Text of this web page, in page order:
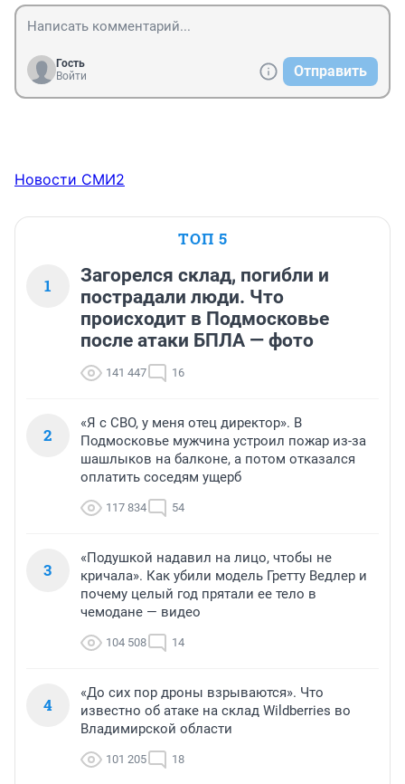
Гость
Войти
Отправить
Новости СМИ2
ТОП 5
1
Загорелся склад, погибли и
пострадали люди. Что
происходит в Подмосковье
после атаки БПЛА — фото
141 447 16
2
«Я с СВО, у меня отец директор». В
Подмосковье мужчина устроил пожар из-за
шашлыков на балконе, а потом отказался
оплатить соседям ущерб
117 834 54
3
«Подушкой надавил на лицо, чтобы не
кричала». Как убили модель Гретту Ведлер и
почему целый год прятали ее тело в
чемодане — видео
104 508 14
4
«До сих пор дроны взрываются». Что
известно об атаке на склад Wildberries во
Владимирской области
101 205 18